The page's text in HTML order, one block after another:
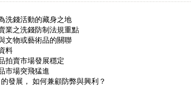
洗錢活動的藏身之地
業之洗錢防制法規重點
文物或藝術品的關聯
料
拍賣市場發展穩定
市場突飛猛進
發展， 如何兼顧防弊與興利？